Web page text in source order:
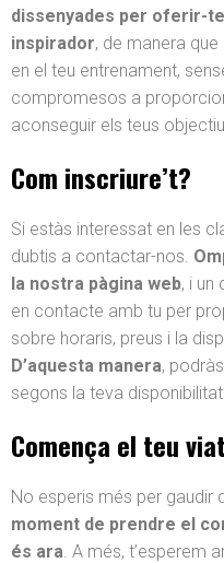
dissenyades per oferir-
inspirador, de manera
en el teu entrenament,
compromesos a
aconseguir els teus
Com inscriure’t?
Si estàs interessat en les
dubtis a contactar-nos.
la nostra pàgina web, i un
en contacte amb tu per
sobre horaris, preus i la
D’aquesta manera,
segons la teva
Comença el teu
No esperis més per gaudir
moment de prendre el
és ara. A més, t’esperem